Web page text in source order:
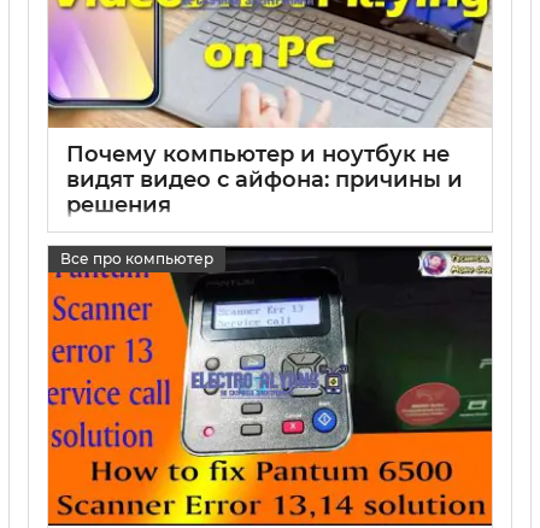
Почему компьютер и ноутбук не
видят видео с айфона: причины и
решения
Все про компьютер